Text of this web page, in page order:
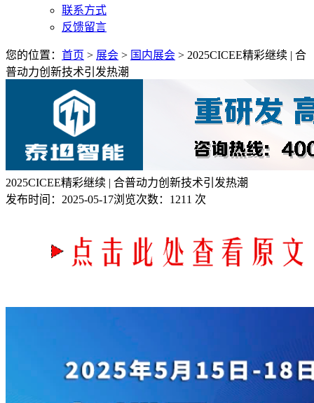
联系方式
反馈留言
您的位置： 首页 > 展会 > 国内展会 > 2025CICEE精彩继续 | 合
普动力创新技术引发热潮
2025CICEE精彩继续 | 合普动力创新技术引发热潮
发布时间： 2025-05-17浏览次数： 1211 次